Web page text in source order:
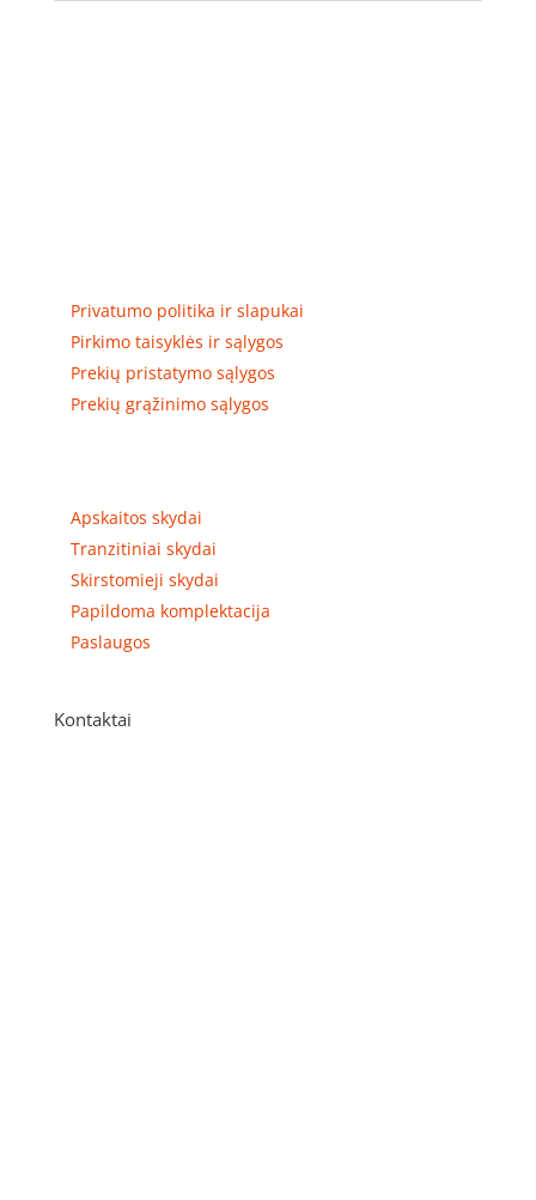
Privatumo politika ir slapukai
Pirkimo taisyklės ir sąlygos
Prekių pristatymo sąlygos
Prekių grąžinimo sąlygos
Apskaitos skydai
Tranzitiniai skydai
Skirstomieji skydai
Papildoma komplektacija
Paslaugos
Kontaktai